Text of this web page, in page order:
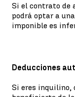
Si el contrato de
podrá optar a
imponible es
Deducciones
Si eres inquilino,